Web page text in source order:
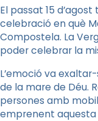
El passat 15
celebració en què
Compostela. La
poder celebrar la
L’emoció va
de la mare de Déu.
persones amb
emprenent aquesta